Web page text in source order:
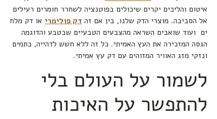
איטום והליכים יקרים שיכולים בפוטנציה לשחרר חומרים רעילים
אל הסביבה. מוצרי הדק שלנו, בין אם זה דק פולימרי או דק מלח
ים ועוד שואבים השראה מהצבעים הטבעיים שבטבע והדוגמה
הגסה המזכירה את העץ האמיתי. כל זה ללא חשש לדהייה, כתמים
ונזקי מזג האוויר המזוהים עם דק עץ אמיתי.
לשמור על העולם בלי
להתפשר על האיכות